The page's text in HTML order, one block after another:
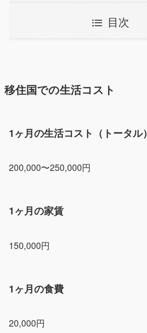
目次
移住国での生活コスト
1ヶ月の生活コスト（トータル）
200,000〜250,000円
1ヶ月の家賃
150,000円
1ヶ月の食費
20,000円